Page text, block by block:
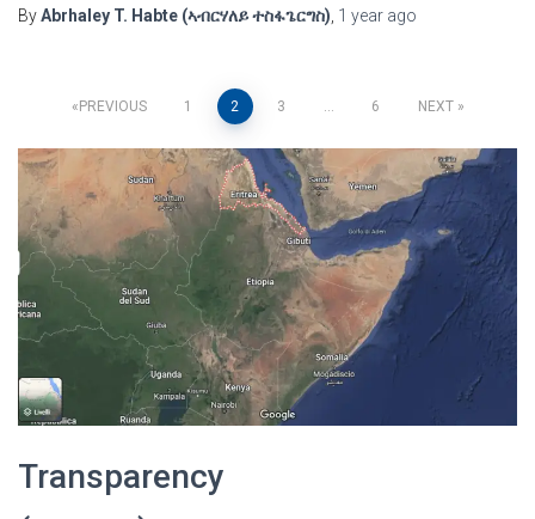
ByAbrhaley T. Habte (ኣብርሃለይ ተስፋጌርግስ) 1 year ago
Posts
pagination
PREVIOUS 1 2 3 … 6 NEXT
Transparency